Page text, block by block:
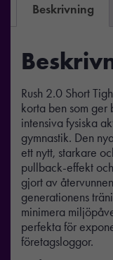
Beskrivning
Rush 2.0 Short
korta ben som ger
intensiva fysiska
gymnastik. Den
ett nytt, starkare
pullback-effekt
gjort av
generationens
minimera
perfekta för
företagsloggor.